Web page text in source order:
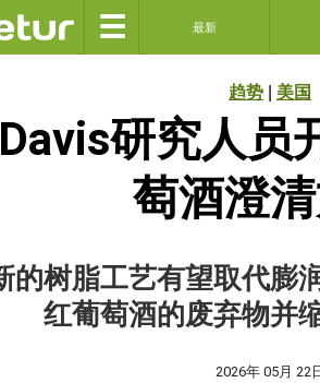
☰ 最新
趋势 美国
研究人员
萄酒澄
的树脂工艺有望取代膨
红葡萄酒的废弃物并
2026年 05月 22